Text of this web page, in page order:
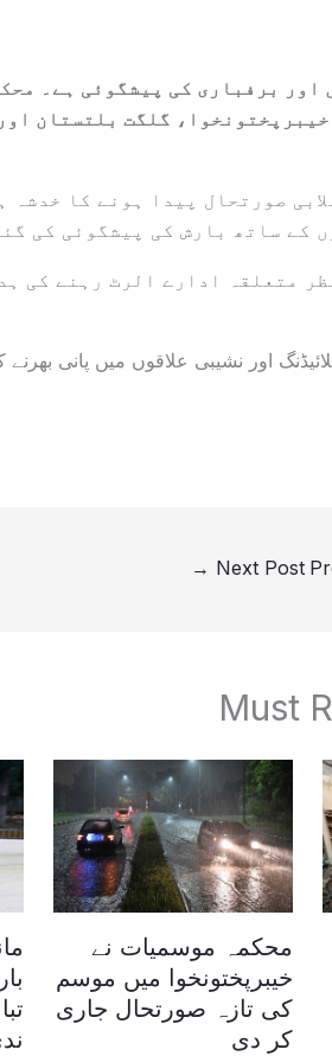
شدید بارشوں اور برفباری کی پیشگوئی
گلگت بلتستان
صورتحال پیدا ہونے کا خدشہ
کے ساتھ بارش کی پیشگوئی کی
متعلقہ ادارے الرٹ رہنے کی
اور نشیبی علاقوں میں پانی بھرنے
Next Post
→
Must
محکمہ موسمیات نے
خیبرپختونخوا میں موسم
کی تازہ صورتحال جاری
کر دی